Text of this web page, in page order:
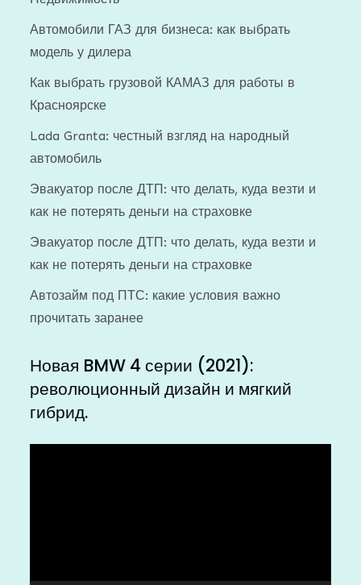
Автомобили ГАЗ для бизнеса: как выбрать
модель у дилера
Как выбрать грузовой КАМАЗ для работы в
Красноярске
Lada Granta: честный взгляд на народный
автомобиль
Эвакуатор после ДТП: что делать, куда везти и
как не потерять деньги на страховке
Эвакуатор после ДТП: что делать, куда везти и
как не потерять деньги на страховке
Автозайм под ПТС: какие условия важно
прочитать заранее
Новая BMW 4 серии (2021):
революционный дизайн и мягкий
гибрид.